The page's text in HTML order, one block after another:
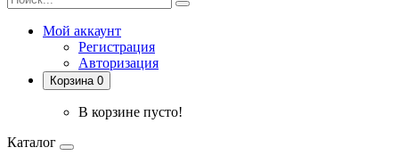
Мой аккаунт
Регистрация
Авторизация
Корзина 0
В корзине пусто!
Каталог